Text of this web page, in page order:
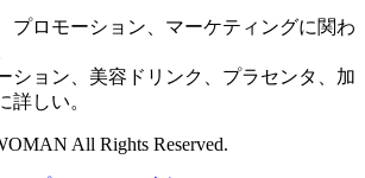
プロモーション、マーケティングに関わ
ション、美容ドリンク、プラセンタ、加
詳しい。
All Rights Reserved.